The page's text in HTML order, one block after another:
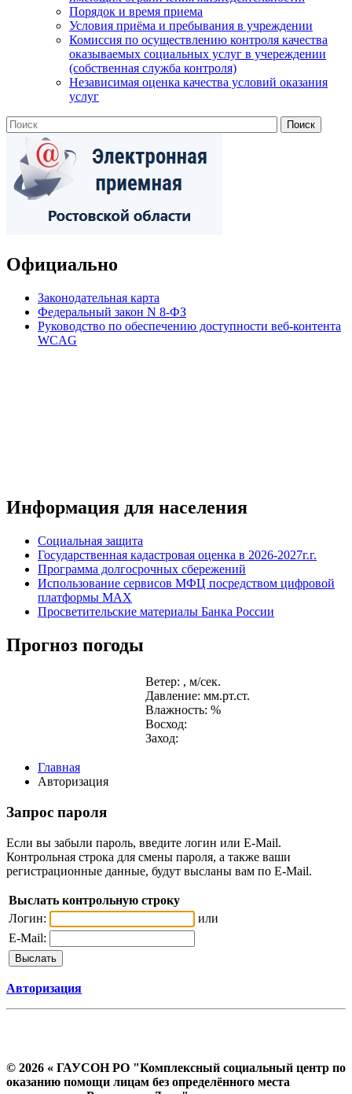
Порядок и время приема
Условия приёма и пребывания в учреждении
Комиссия по осуществлению контроля качества
оказываемых социальных услуг в учереждении
(собственная служба контроля)
Независимая оценка качества условий оказания
услуг
Официально
Законодательная карта
Федеральный закон N 8-ФЗ
Руководство по обеспечению доступности веб-контента
WCAG
Информация для населения
Социальная защита
Государственная кадастровая оценка в 2026-2027г.г.
Программа долгосрочных сбережений
Использование сервисов МФЦ посредством цифровой
платформы MAX
Просветительские материалы Банка России
Прогноз погоды
Ветер: , м/сек.
Давление: мм.рт.ст.
Влажность: %
Восход:
Заход:
Главная
Авторизация
Запрос пароля
Если вы забыли пароль, введите логин или E-Mail.
Контрольная строка для смены пароля, а также ваши
регистрационные данные, будут высланы вам по E-Mail.
Выслать контрольную строку
Логин:
или
E-Mail:
Авторизация
© 2026 « ГАУСОН РО "Комплексный социальный центр по
оказанию помощи лицам без определённого места